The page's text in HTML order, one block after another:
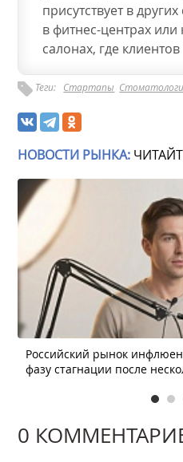
присутствует в
в фитнес-центрах или
салонах, где
Теги: Стартапы
НОВОСТИ РЫНКА:
Российский рынок
фазу стагнации после
0